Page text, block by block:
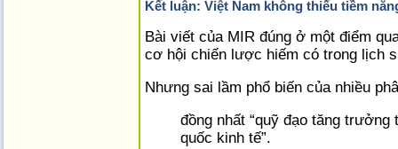
Kết luận: Việt Nam không thiếu tiềm
Bài viết của MIR đúng ở một điểm
cơ hội chiến lược hiếm có trong lịch
Nhưng sai lầm phổ biến của nhiều
đồng nhất “quỹ đạo tăng
quốc kinh tế”.